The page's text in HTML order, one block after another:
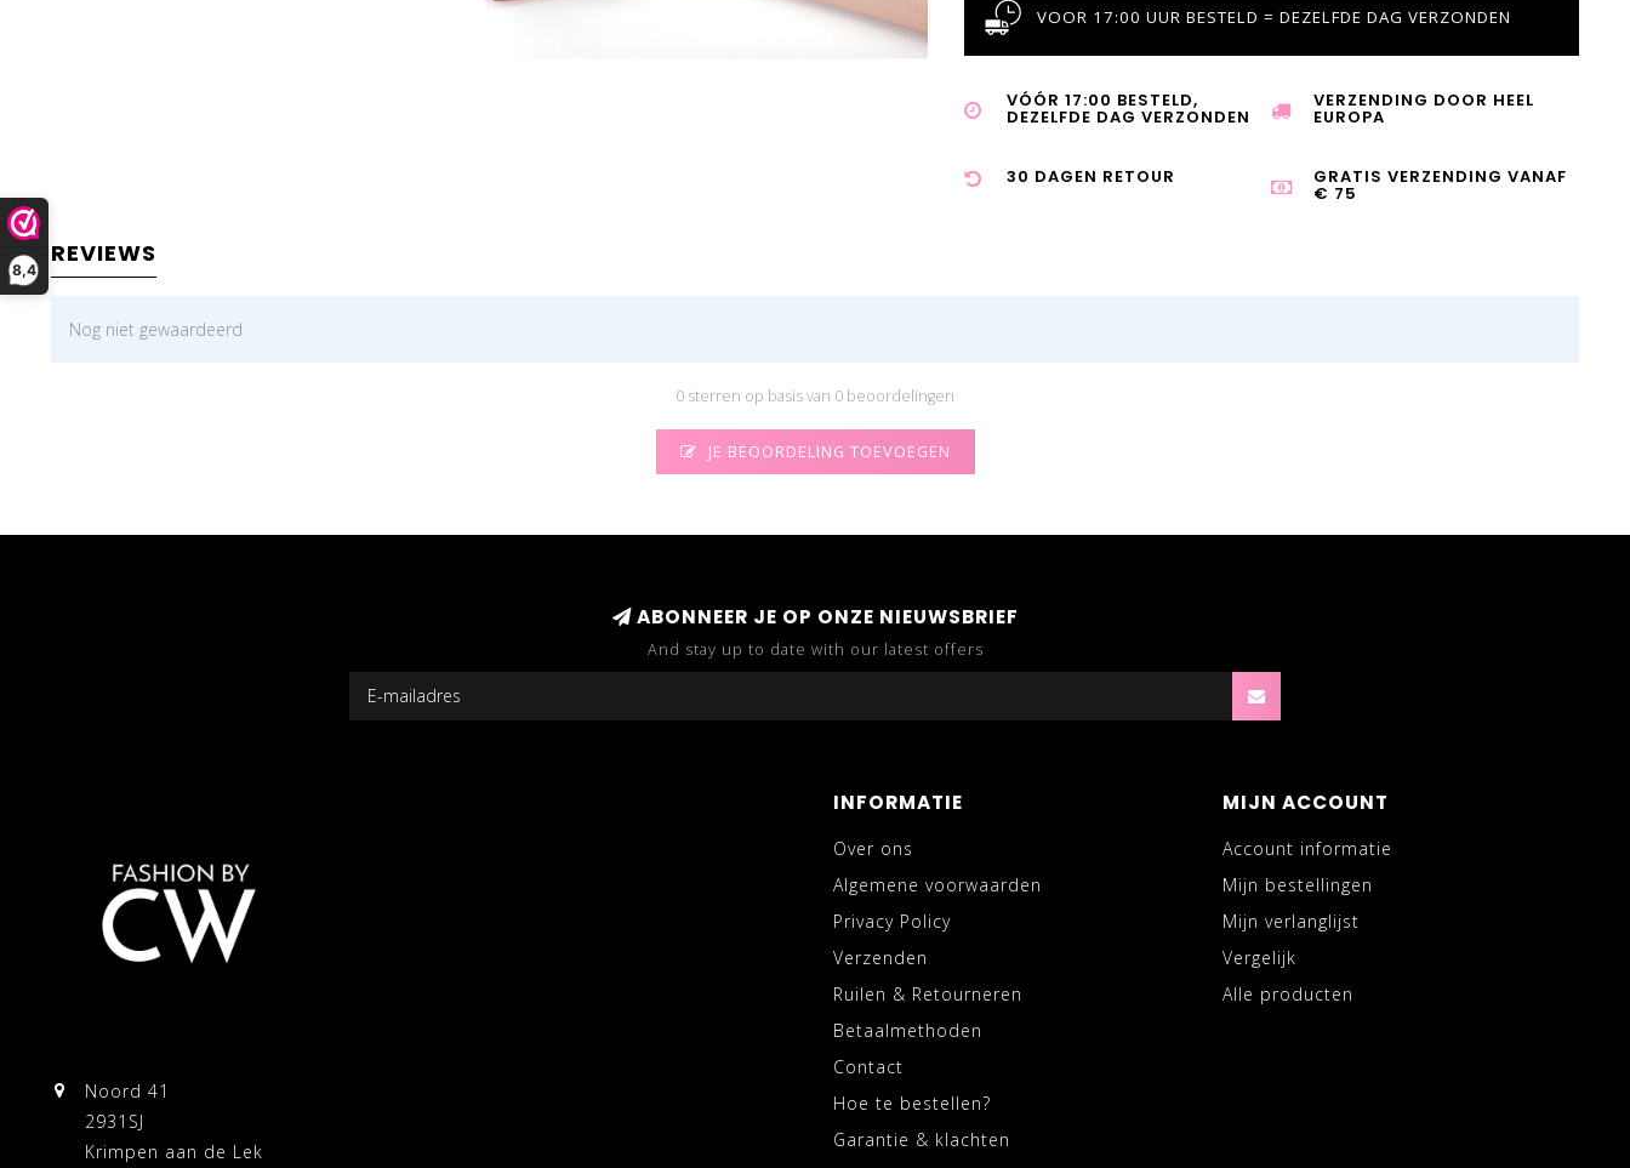
8,4
VOOR 17:00 UUR BESTELD = DEZELFDE DAG VERZONDEN
VÓÓR 17:00 BESTELD,
DEZELFDE DAG VERZONDEN
VERZENDING DOOR HEEL
EUROPA
30 DAGEN RETOUR GRATIS VERZENDING VANAF
€ 75
REVIEWS
Nog niet gewaardeerd
0 sterren op basis van 0 beoordelingen
JE BEOORDELING TOEVOEGEN
ABONNEER JE OP ONZE NIEUWSBRIEF
And stay up to date with our latest offers
Noord 41
2931SJ
Krimpen aan de Lek
INFORMATIE
Over ons
Algemene voorwaarden
Privacy Policy
Verzenden
Ruilen & Retourneren
Betaalmethoden
Contact
Hoe te bestellen?
Garantie & klachten
MIJN ACCOUNT
Account informatie
Mijn bestellingen
Mijn verlanglijst
Vergelijk
Alle producten